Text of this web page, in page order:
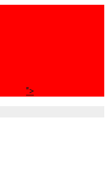
">